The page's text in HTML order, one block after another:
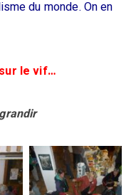
du monde. On en
le vif…